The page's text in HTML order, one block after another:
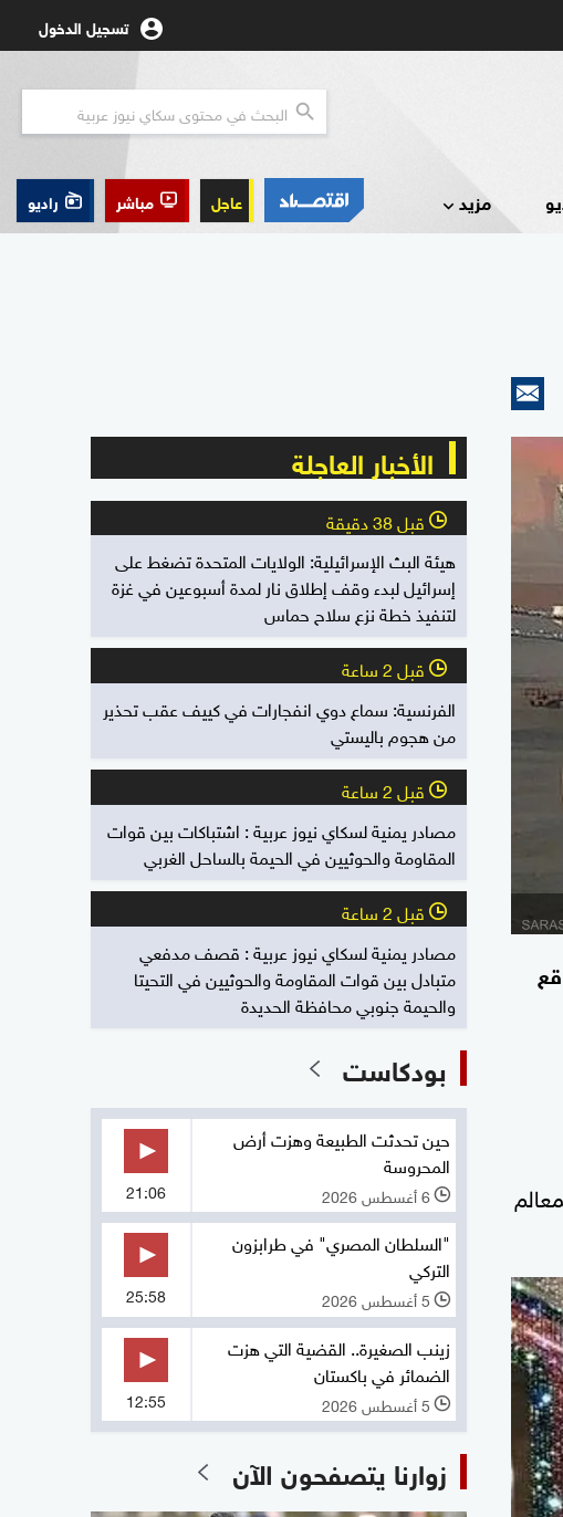
تسجيل الدخول
مزيد عاجل مباشر راديو
الأخبار العاجلة
l قبل 38 دقيقة
هيئة البث الإسرائيلية: الولايات المتحدة تضغط على
إسرائيل لبدء وقف إطلاق نار لمدة أسبوعين في غزة
لتنفيذ خطة نزع سلاح حماس
l قبل 2 ساعة
الفرنسية: سماع دوي انفجارات في كييف عقب تحذير
من هجوم باليستي
l قبل 2 ساعة
مصادر يمنية لسكاي نيوز عربية : اشتباكات بين قوات
المقاومة والحوثيين في الحيمة بالساحل الغربي
l قبل 2 ساعة
مصادر يمنية لسكاي نيوز عربية : قصف مدفعي
متبادل بين قوات المقاومة والحوثيين في التحيتا
والحيمة جنوبي محافظة الحديدة
بودكاست
حين تحدثت الطبيعة وهزت أرض
المحروسة
l 6 أغسطس 2026 21:06
"السلطان المصري" في طرابزون
التركي
l 5 أغسطس 2026 25:58
زينب الصغيرة.. القضية التي هزت
الضمائر في باكستان
l 5 أغسطس 2026 12:55
زوارنا يتصفحون الآن